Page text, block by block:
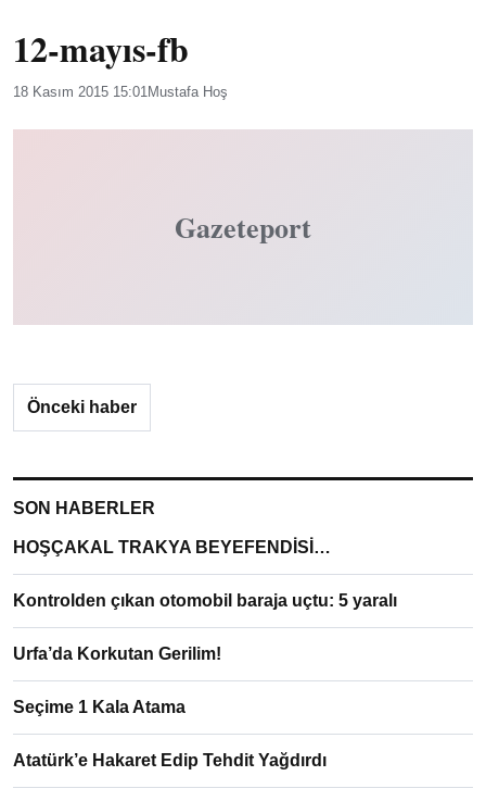
12-mayıs-fb
18 Kasım 2015 15:01Mustafa Hoş
Gazeteport
Önceki haber
SON HABERLER
HOŞÇAKAL TRAKYA BEYEFENDİSİ…
Kontrolden çıkan otomobil baraja uçtu: 5 yaralı
Urfa’da Korkutan Gerilim!
Seçime 1 Kala Atama
Atatürk’e Hakaret Edip Tehdit Yağdırdı